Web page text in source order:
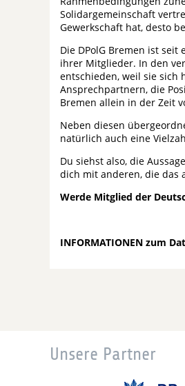
Solidargemeinschaft
Gewerkschaft hat, desto
Die DPolG Bremen ist
ihrer Mitglieder. In den
entschieden, weil sie sich
Ansprechpartnern, die
Bremen allein in der Zeit
Neben diesen
natürlich auch eine
Du siehst also, die
dich mit anderen, die das
Werde Mitglied der
INFORMATIONEN zum
Unsere Partner